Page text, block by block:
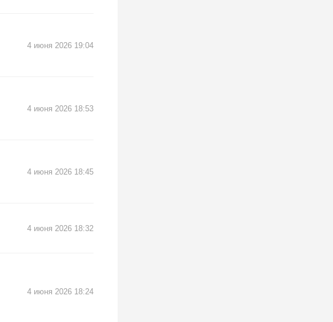
4 июня 2026 19:04
4 июня 2026 18:53
4 июня 2026 18:45
4 июня 2026 18:32
4 июня 2026 18:24